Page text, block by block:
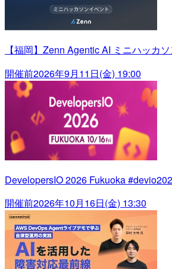
【福岡】Zenn Agentic AI ミニハッカ
開催前2026年9月11日(金) 19:00
DevelopersIO 2026 Fukuoka
開催前2026年10月16日(金) 13:30